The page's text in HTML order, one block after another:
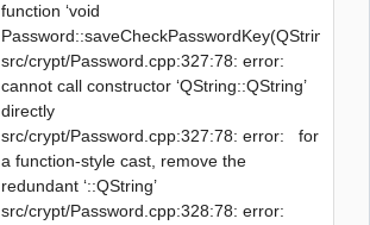
function ‘void
Password::saveCheckPasswordKey(QString)’:
src/crypt/Password.cpp:327:78: error:
cannot call constructor ‘QString::QString’
directly
src/crypt/Password.cpp:327:78: error: for
a function-style cast, remove the
redundant ‘::QString’
src/crypt/Password.cpp:328:78: error: